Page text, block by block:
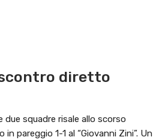
diretto
squadre risale allo scorso
pareggio 1-1 al “Giovanni Zini”. Un